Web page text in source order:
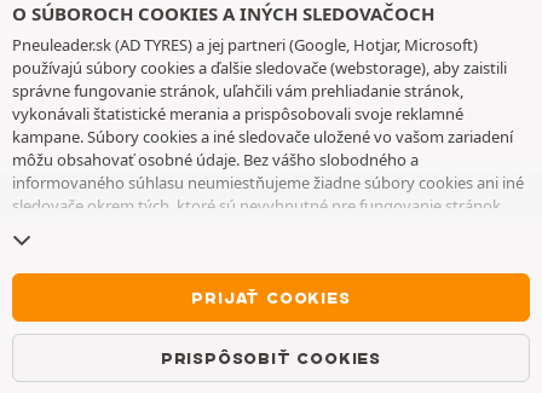
O SÚBOROCH COOKIES A INÝCH SLEDOVAČOCH
Pneuleader.sk (AD TYRES) a jej partneri (Google, Hotjar, Microsoft)
používajú súbory cookies a ďalšie sledovače (webstorage), aby zaistili
správne fungovanie stránok, uľahčili vám prehliadanie stránok,
vykonávali štatistické merania a prispôsobovali svoje reklamné
kampane. Súbory cookies a iné sledovače uložené vo vašom zariadení
môžu obsahovať osobné údaje. Bez vášho slobodného a
informovaného súhlasu neumiestňujeme žiadne súbory cookies ani iné
sledovače okrem tých, ktoré sú nevyhnutné pre fungovanie stránok.
odvolať tak, že prejdete na
rozhodnúť pokračovať v prehliadaní bez súhlasu s ukladaním súborov
cookies alebo iných sledovačov. Ich odmietnutie nebráni prístupu k
službám. Ak chcete získať ďalšie informácie, pozrite sistránku so
súbormi cookies a ďalšími sledovačmi
PRIJAŤ COOKIES
PRISPÔSOBIŤ COOKIES